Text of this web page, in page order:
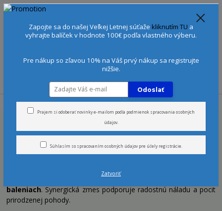
EUR
+421 905 378 103 (Po-Ne, 9-21 hod.)
Úvod Telo Cestovné balenia
Cestovné balenia
a čisté aromatické esenciálne oleje v
baleniach. Synergická zmes podporuje radostnú náladu a pocit
prirodzenej pohody.
Zapojte sa do našej Veľkej Letnej súťaže kliknutím TU a
vyhrajte balíček v hodnote 100€ podľa vlastného výberu.
Pre nákup so zľavou 10% na Váš prvý nákup sa registrujte
nižšie.
Odoslať
Prajem si odoberať novinky e-mailom podľa podmienok spracovania osobných
údajov.
Súhlasím so spracovaním osobných údajovpre účely registrácie.
Zatvoriť